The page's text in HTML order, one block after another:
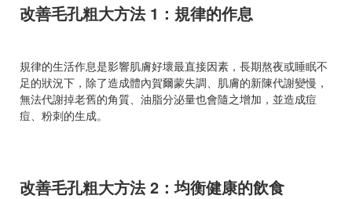
改善毛孔粗大方法 1：規律的作息
規律的生活作息是影響肌膚好壞最直接因素，長期熬夜或睡眠不
足的狀況下，除了造成體內賀爾蒙失調、肌膚的新陳代謝變慢，
無法代謝掉老舊的角質、油脂分泌量也會隨之增加，並造成痘
痘、粉刺的生成。
改善毛孔粗大方法 2：均衡健康的飲食